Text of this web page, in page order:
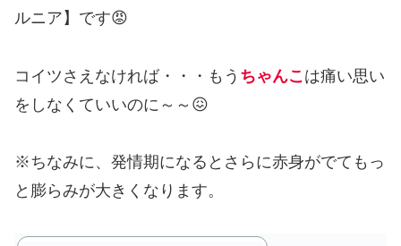
ルニア】です😡
コイツさえなければ・・・もう ちゃんこ は痛い思い
をしなくていいのに～～😖
※ちなみに、発情期になるとさらに赤身がでてもっ
と膨らみが大きくなります。